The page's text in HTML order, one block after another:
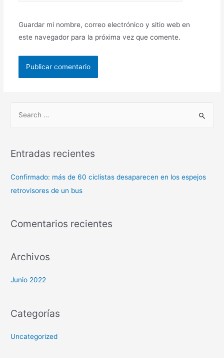
Guardar mi nombre, correo electrónico y sitio web en
este navegador para la próxima vez que comente.
Entradas recientes
Confirmado: más de 60 ciclistas desaparecen en los espejos
retrovisores de un bus
Comentarios recientes
Archivos
Junio 2022
Categorías
Uncategorized